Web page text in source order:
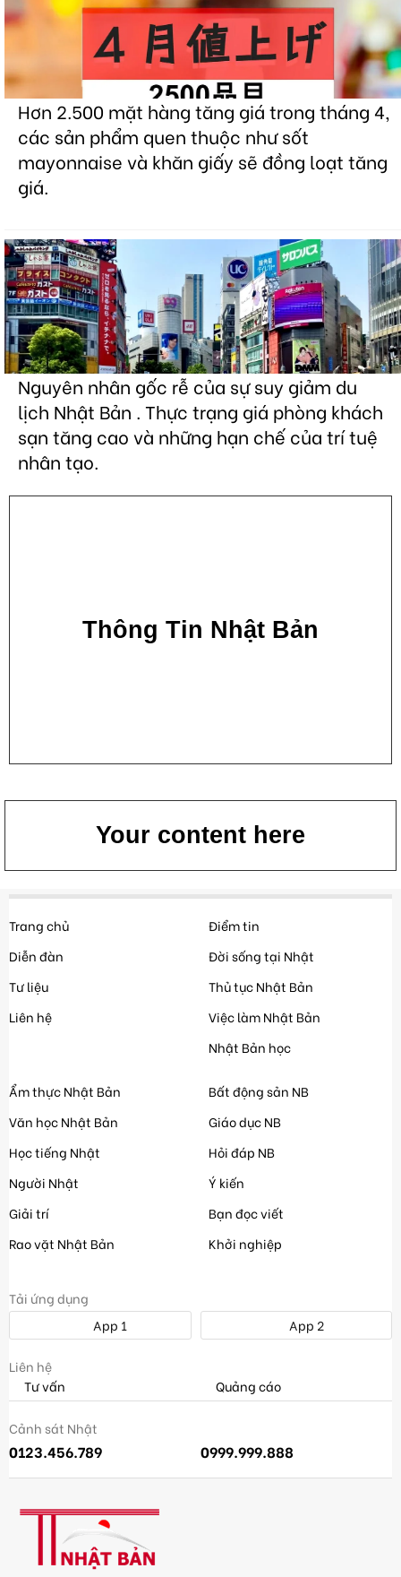
Hơn 2.500 mặt hàng tăng giá trong tháng 4,
các sản phẩm quen thuộc như sốt
mayonnaise và khăn giấy sẽ đồng loạt tăng
giá.
Nguyên nhân gốc rễ của sự suy giảm du
lịch Nhật Bản . Thực trạng giá phòng khách
sạn tăng cao và những hạn chế của trí tuệ
nhân tạo.
Thông Tin Nhật Bản
Your content here
Trang chủ
Diễn đàn
Tư liệu
Liên hệ
Điểm tin
Đời sống tại Nhật
Thủ tục Nhật Bản
Việc làm Nhật Bản
Nhật Bản học
Ẩm thực Nhật Bản
Văn học Nhật Bản
Học tiếng Nhật
Người Nhật
Giải trí
Rao vặt Nhật Bản
Bất động sản NB
Giáo dục NB
Hỏi đáp NB
Ý kiến
Bạn đọc viết
Khởi nghiệp
Tải ứng dụng
App 1
App 2
Liên hệ
Tư vấn
Quảng cáo
Cảnh sát Nhật
0123.456.789 0999.999.888